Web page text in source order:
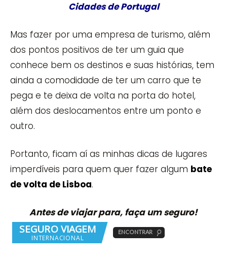
Cidades de Portugal
Mas fazer por uma empresa de turismo, além
dos pontos positivos de ter um guia que
conhece bem os destinos e suas histórias, tem
ainda a comodidade de ter um carro que te
pega e te deixa de volta na porta do hotel,
além dos deslocamentos entre um ponto e
outro.
Portanto, ficam aí as minhas dicas de lugares
imperdíveis para quem quer fazer algum bate
de volta de Lisboa.
Antes de viajar para, faça um seguro!